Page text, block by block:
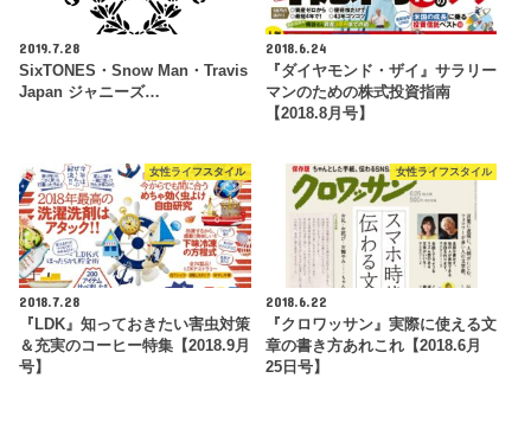
2019.7.28
SixTONES・Snow Man・Travis
Japan ジャニーズ…
2018.6.24
『ダイヤモンド・ザイ』サラリー
マンのための株式投資指南
【2018.8月号】
女性ライフスタイル
2018.7.28
『LDK』知っておきたい害虫対策
＆充実のコーヒー特集【2018.9月
号】
女性ライフスタイル
2018.6.22
『クロワッサン』実際に使える文
章の書き方あれこれ【2018.6月
25日号】